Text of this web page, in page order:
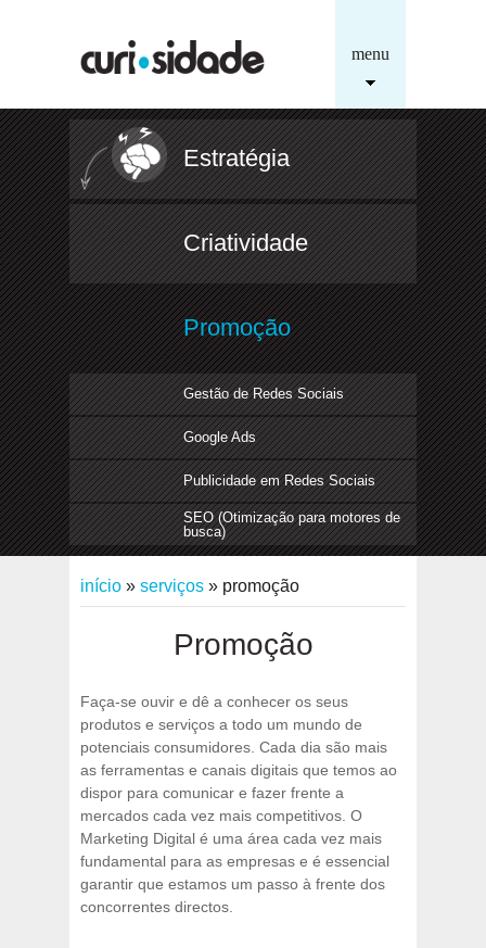
menu
Estratégia
Criatividade
Promoção
Gestão de Redes Sociais
Google Ads
Publicidade em Redes Sociais
SEO (Otimização para motores de
busca)
início » serviços » promoção
Promoção
Faça-se ouvir e dê a conhecer os seus
produtos e serviços a todo um mundo de
potenciais consumidores. Cada dia são mais
as ferramentas e canais digitais que temos ao
dispor para comunicar e fazer frente a
mercados cada vez mais competitivos. O
Marketing Digital é uma área cada vez mais
fundamental para as empresas e é essencial
garantir que estamos um passo à frente dos
concorrentes directos.